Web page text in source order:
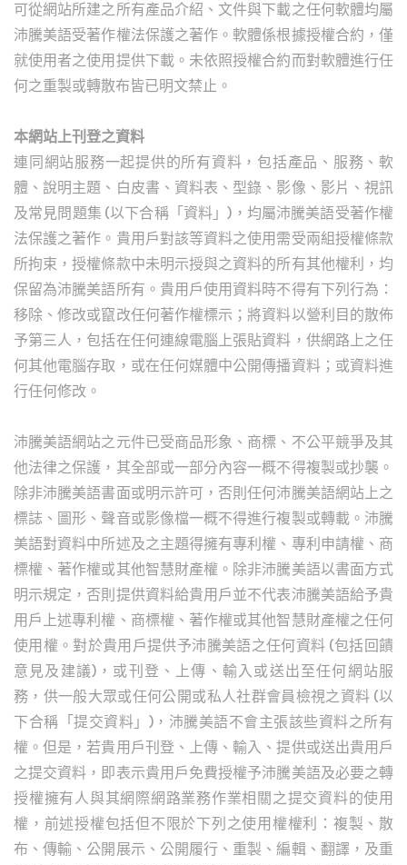
可從網站所建之所有產品介紹、文件與下載之任何軟體均屬
沛騰美語受著作權法保護之著作。軟體係根據授權合約，僅
就使用者之使用提供下載。未依照授權合約而對軟體進行任
何之重製或轉散布皆已明文禁止。
本網站上刊登之資料
連同網站服務一起提供的所有資料，包括產品、服務、軟
體、說明主題、白皮書、資料表、型錄、影像、影片、視訊
及常見問題集 (以下合稱「資料」)，均屬沛騰美語受著作權
法保護之著作。貴用戶對該等資料之使用需受兩組授權條款
所拘束，授權條款中未明示授與之資料的所有其他權利，均
保留為沛騰美語所有。貴用戶使用資料時不得有下列行為：
移除、修改或竄改任何著作權標示；將資料以營利目的散佈
予第三人，包括在任何連線電腦上張貼資料，供網路上之任
何其他電腦存取，或在任何媒體中公開傳播資料；或資料進
行任何修改。
沛騰美語網站之元件已受商品形象、商標、不公平競爭及其
他法律之保護，其全部或一部分內容一概不得複製或抄襲。
除非沛騰美語書面或明示許可，否則任何沛騰美語網站上之
標誌、圖形、聲音或影像檔一概不得進行複製或轉載。 沛騰
美語對資料中所述及之主題得擁有專利權、專利申請權、商
標權、著作權或其他智慧財產權。除非沛騰美語以書面方式
明示規定，否則提供資料給貴用戶並不代表沛騰美語給予貴
用戶上述專利權、商標權、著作權或其他智慧財產權之任何
使用權。對於貴用戶提供予沛騰美語之任何資料 (包括回饋
意見及建議)，或刊登、上傳、輸入或送出至任何網站服
務，供一般大眾或任何公開或私人社群會員檢視之資料 (以
下合稱「提交資料」)，沛騰美語不會主張該些資料之所有
權。但是，若貴用戶刊登、上傳、輸入、提供或送出貴用戶
之提交資料，即表示貴用戶免費授權予沛騰美語及必要之轉
授權擁有人與其網際網路業務作業相關之提交資料的使用
權，前述授權包括但不限於下列之使用權權利：複製、散
布、傳輸、公開展示、公開履行、重製、編輯、翻譯，及重